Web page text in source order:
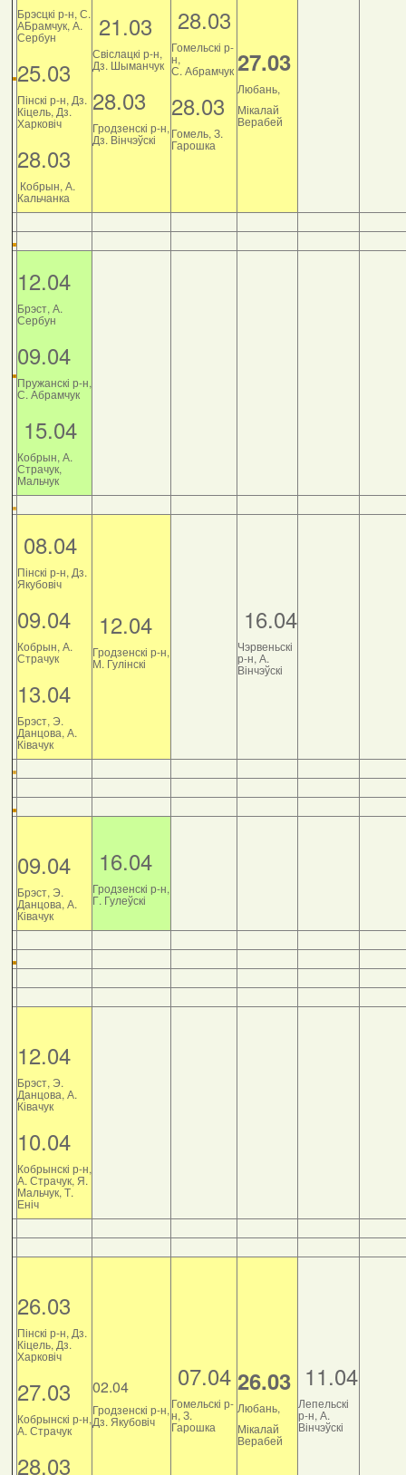
Брэсцкі р-н, С.
АБрамчук, А.
Сербун
25.03
Пінскі р-н, Дз.
Кіцель, Дз.
Харковіч
28.03
Кобрын, А.
Кальчанка
21.03
Свіслацкі р-н,
Дз. Шыманчук
28.03
Гродзенскі р-н,
Дз. Вінчэўскі
28.03
Гомельскі р-
н,
С. Абрамчук
28.03
Гомель, З.
Гарошка
27.03
Любань,
Мікалай
Верабей
12.04
Брэст, А.
Сербун
09.04
Пружанскі р-н,
С. Абрамчук
15.04
Кобрын, А.
Страчук,
Мальчук
08.04
Пінскі р-н, Дз.
Якубовіч
09.04
Кобрын, А.
Страчук
13.04
Брэст, Э.
Данцова, А.
Ківачук
12.04
Гродзенскі р-н,
М. Гулінскі
16.04
Чэрвеньскі
р-н, А.
Вінчэўскі
09.04
Брэст, Э.
Данцова, А.
Ківачук
16.04
Гродзенскі р-н,
Г. Гулеўскі
12.04
Брэст, Э.
Данцова, А.
Ківачук
10.04
Кобрынскі р-н,
А. Страчук, Я.
Мальчук, Т.
Еніч
26.03
Пінскі р-н, Дз.
Кіцель, Дз.
Харковіч
27.03
Кобрынскі р-н,
А. Страчук
28.03
02.04
Гродзенскі р-н,
Дз. Якубовіч
07.04
Гомельскі р-
н, З.
Гарошка
26.03
Любань,
Мікалай
Верабей
11.04
Лепельскі
р-н, А.
Вінчэўскі